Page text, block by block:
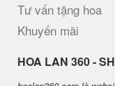
Tư vấn tặng hoa
Khuyến mãi
H​OA LAN 360 -